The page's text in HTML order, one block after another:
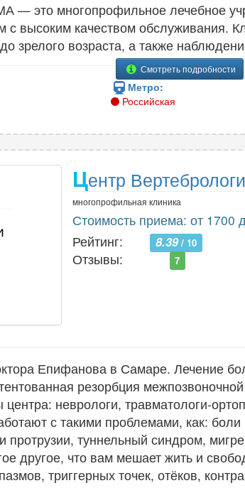
— это многопрофильное лечебное
с высоким качеством обслуживания.
зрелого возраста, а также
Смотреть подробности
Метро:
Российская
Центр
многопрофильная клиника
Стоимость приема: от 1700
Рейтинг:
8.39/ 10
Отзывы: 7
Епифанова в Самаре. Лечение
резорбция
неврологи, травматологи-
с такими проблемами, как: боли
туннельный синдром,
другое, что вам мешает жить и
триггерных точек, отёков,